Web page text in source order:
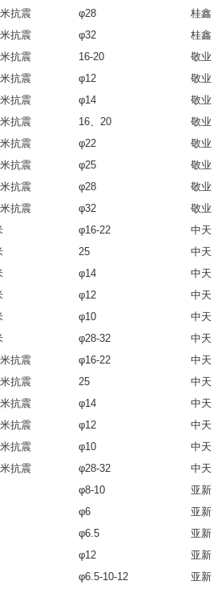
抗震 φ28
桂鑫
抗震 φ32
桂鑫
抗震 16-20
敬业
抗震 φ12
敬业
抗震 φ14
敬业
抗震 16、20
敬业
抗震 φ22
敬业
抗震 φ25
敬业
抗震 φ28
敬业
抗震 φ32
敬业
φ16-22
中天
25
中天
φ14
中天
φ12
中天
φ10
中天
φ28-32
中天
抗震 φ16-22
中天
抗震 25
中天
抗震 φ14
中天
抗震 φ12
中天
抗震 φ10
中天
抗震 φ28-32
中天
φ8-10
亚新
φ6
亚新
φ6.5
亚新
φ12
亚新
φ6.5-10-12
亚新